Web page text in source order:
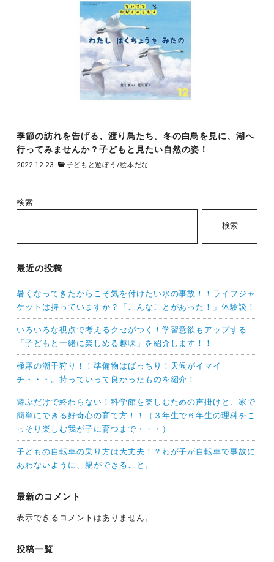
季節の訪れを告げる、渡り鳥たち。冬の白鳥を見に、湖へ
行ってみませんか？子どもと見たい自然の姿！
2022-12-23 子どもと遊ぼう /絵本だな
検索
検索
最近の投稿
暑くなってきたからこそ気を付けたい水の事故！！ライフジャ
ケットは持っていますか？「こんなことがあった！」体験談！
いろいろな視点で考えるクセがつく！学習意欲もアップする
「子どもと一緒に楽しめる趣味」を紹介します！！
極寒の潮干狩り！！準備物はばっちり！天候がイマイ
チ・・・。持っていって良かったものを紹介！
遊ぶだけで終わらない！科学館を楽しむための声掛けと、家で
簡単にできる好奇心の育て方！！（３年生で６年生の理科をこ
っそり楽しむ我が子に育つまで・・・）
子どもの自転車の乗り方は大丈夫！？わが子が自転車で事故に
あわないように、親ができること。
最新のコメント
表示できるコメントはありません。
投稿一覧